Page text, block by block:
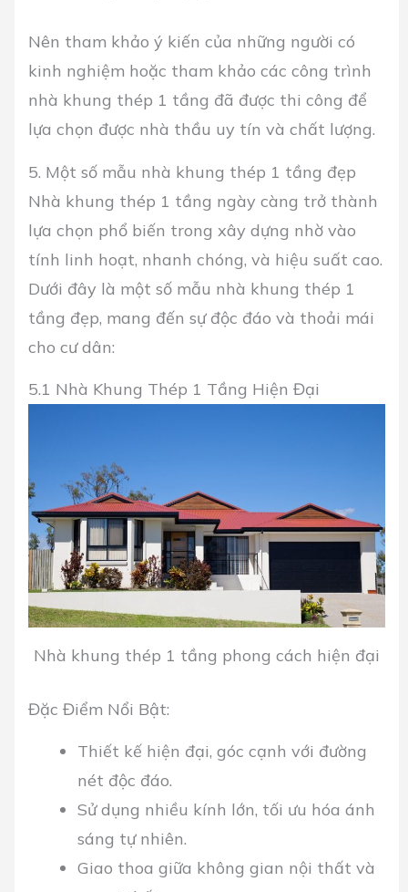
Nên tham khảo ý kiến của những người có
kinh nghiệm hoặc tham khảo các công trình
nhà khung thép 1 tầng đã được thi công để
lựa chọn được nhà thầu uy tín và chất lượng.
5. Một số mẫu nhà khung thép 1 tầng đẹp
Nhà khung thép 1 tầng ngày càng trở thành
lựa chọn phổ biến trong xây dựng nhờ vào
tính linh hoạt, nhanh chóng, và hiệu suất cao.
Dưới đây là một số mẫu nhà khung thép 1
tầng đẹp, mang đến sự độc đáo và thoải mái
cho cư dân:
5.1 Nhà Khung Thép 1 Tầng Hiện Đại
Nhà khung thép 1 tầng phong cách hiện đại
Đặc Điểm Nổi Bật:
Thiết kế hiện đại, góc cạnh với đường
nét độc đáo.
Sử dụng nhiều kính lớn, tối ưu hóa ánh
sáng tự nhiên.
Giao thoa giữa không gian nội thất và